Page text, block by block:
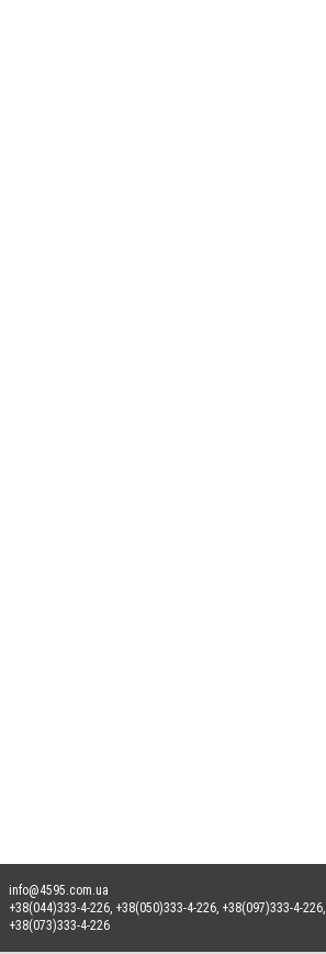
info@4595.com.ua
+38(044)333-4-226, +38(050)333-4-226, +38(097)333-4-226,
+38(073)333-4-226